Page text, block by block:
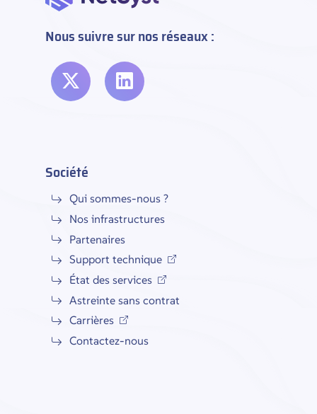
Nous suivre sur nos réseaux :
Société
Qui sommes-nous ?
Nos infrastructures
Partenaires
Support technique
État des services
Astreinte sans contrat
Carrières
Contactez-nous